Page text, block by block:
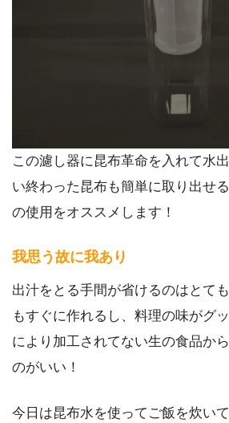
この濾し器に昆布革命を入れて水
い終わった昆布も簡単に取り出せ
の使用をオススメします！
我思う故に我あり
出汁をとる手間が省けるのはとて
もすぐに作れるし、料理の味がグ
により加工されてない生の食品か
のがいい！
今日は昆布水を使ってご飯を炊い